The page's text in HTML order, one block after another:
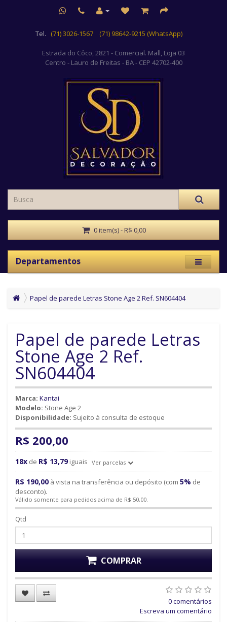
Tel. (71) 3026-1567 (71) 98642-9215 (WhatsApp)
Estrada do Côco, 2821 - Comercial. Mall, Loja 03
Centro - Lauro de Freitas - BA - CEP 42702-400
0 item(s) - R$ 0,00
Departamentos
Papel de parede Letras Stone Age 2 Ref. SN604404
Papel de parede Letras
Stone Age 2 Ref.
SN604404
Marca: Kantai
Modelo: Stone Age 2
Disponibilidade: Sujeito à consulta de estoque
R$ 200,00
18x de R$ 13,79 iguais Ver parcelas
R$ 190,00 à vista na transferência ou depósito (com 5% de
desconto).
Válido somente para pedidos acima de R$ 50,00.
Qtd
COMPRAR
0 comentários
Escreva um comentário